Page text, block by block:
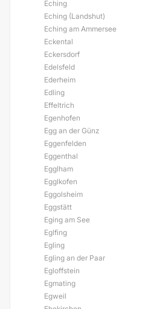
Eching
Eching (Landshut)
Eching am Ammersee
Eckental
Eckersdorf
Edelsfeld
Ederheim
Edling
Effeltrich
Egenhofen
Egg an der Günz
Eggenfelden
Eggenthal
Egglham
Egglkofen
Eggolsheim
Eggstätt
Eging am See
Eglfing
Egling
Egling an der Paar
Egloffstein
Egmating
Egweil